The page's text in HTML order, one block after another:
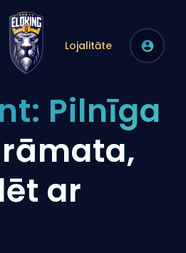
Lojalitāte
Pilnīga
ar